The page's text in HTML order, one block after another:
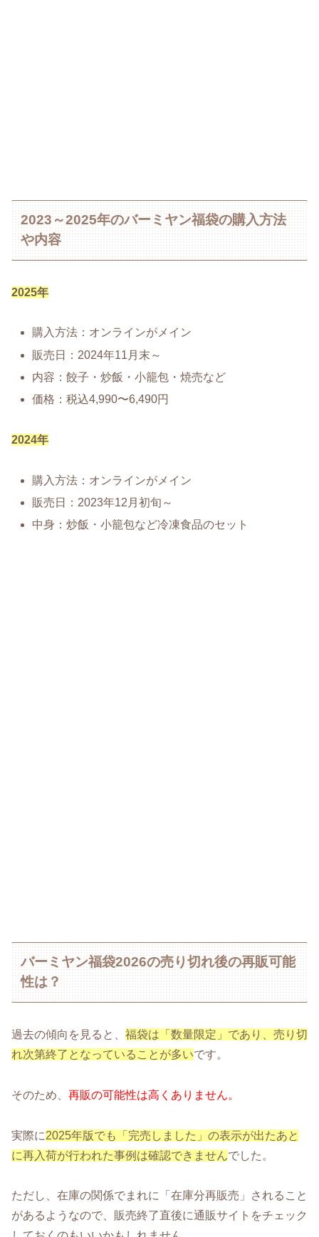
2023～2025年のバーミヤン福袋の購入方法
や内容
2025年
購入方法：オンラインがメイン
販売日：2024年11月末～
内容：餃子・炒飯・小籠包・焼売など
価格：税込4,990〜6,490円
2024年
購入方法：オンラインがメイン
販売日：2023年12月初旬～
中身：炒飯・小籠包など冷凍食品のセット
バーミヤン福袋2026の売り切れ後の再販可能
性は？
過去の傾向を見ると、 福袋は「数量限定」であり、売り切
れ次第終了となっていることが多いです。
そのため、 再販の可能性は高くありません。
実際に2025年版でも「完売しました」の表示が出たあと
に再入荷が行われた事例は確認できませんでした。
ただし、在庫の関係でまれに「在庫分再販売」されること
があるようなので、販売終了直後に通販サイトをチェック